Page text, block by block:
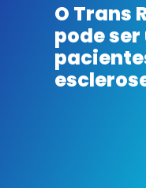
O Trans
pode